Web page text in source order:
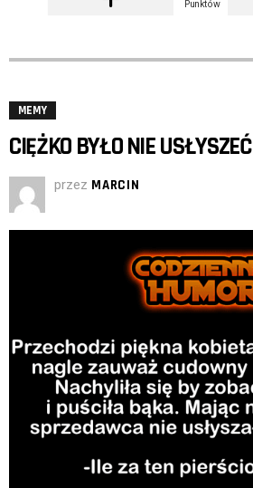
Punktów
MEMY
CIĘŻKO BYŁO NIE USŁYSZEĆ
przez MARCIN